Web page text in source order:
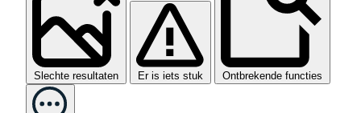
Slechte resultaten Er is iets stuk Ontbrekende functies